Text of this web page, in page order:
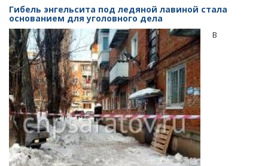
пенсионерку
врачи
станут
фигурантами
уголовного
дела
Гибель энгельсита под ледяной лавиной стала
основанием для уголовного дела
В